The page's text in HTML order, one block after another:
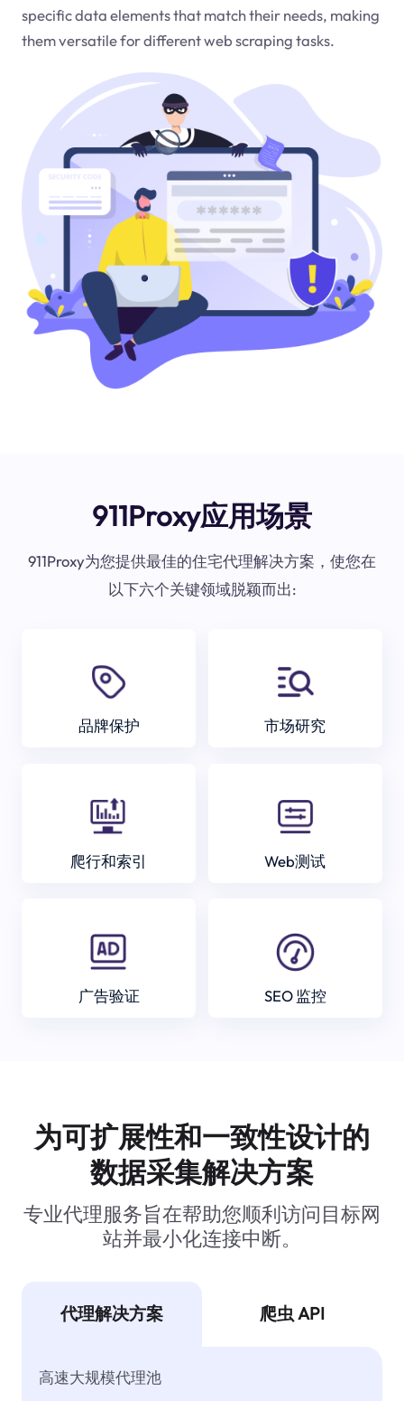
specific data elements that match their needs, making
them versatile for different web scraping tasks.
911Proxy应用场景
911Proxy为您提供最佳的住宅代理解决方案，使您在
以下六个关键领域脱颖而出:
品牌保护 市场研究
爬行和索引 Web测试
广告验证 SEO 监控
为可扩展性和一致性设计的
数据采集解决方案
专业代理服务旨在帮助您顺利访问目标网
站并最小化连接中断。
代理解决方案 爬虫 API
高速大规模代理池